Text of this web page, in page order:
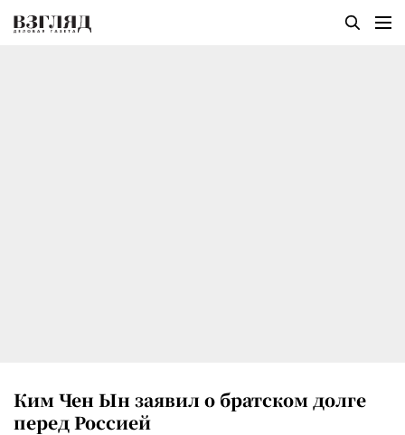
Ким Чен Ын заявил о братском долге
перед Россией